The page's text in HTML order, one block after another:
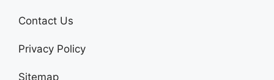
Contact Us
Privacy Policy
Sitemap